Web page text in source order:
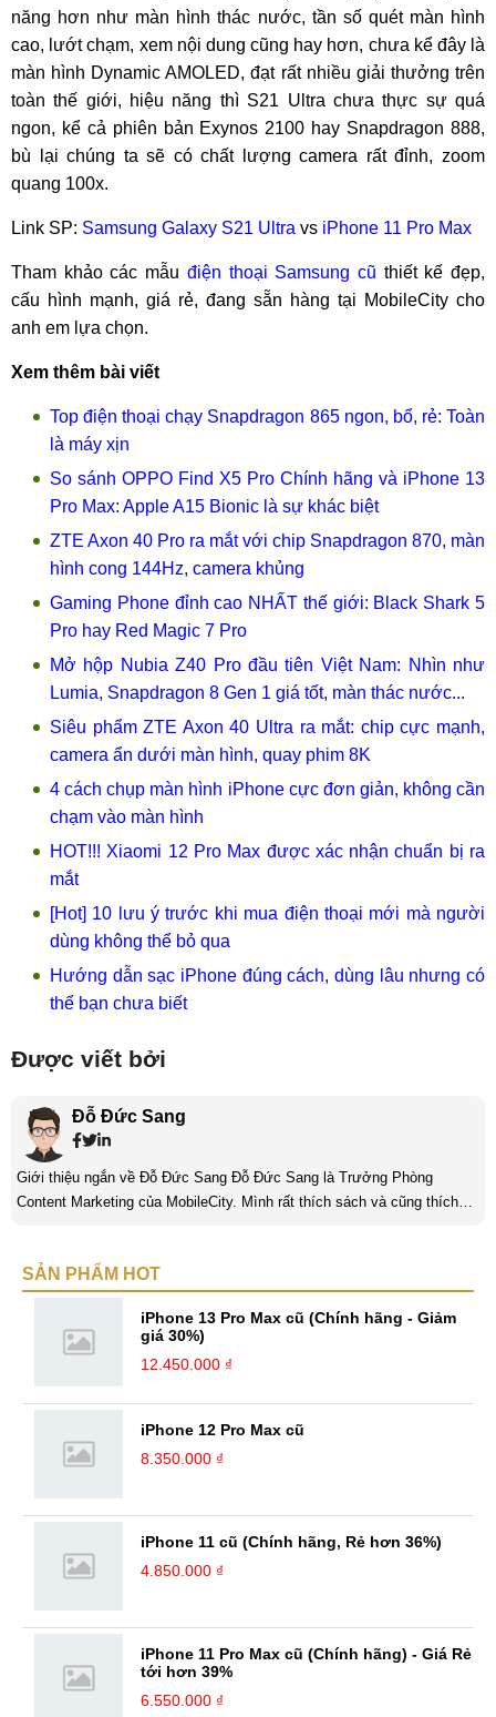
năng hơn như màn hình thác nước, tần số quét màn hình
cao, lướt chạm, xem nội dung cũng hay hơn, chưa kể đây là
màn hình Dynamic AMOLED, đạt rất nhiều giải thưởng trên
toàn thế giới, hiệu năng thì S21 Ultra chưa thực sự quá
ngon, kể cả phiên bản Exynos 2100 hay Snapdragon 888,
bù lại chúng ta sẽ có chất lượng camera rất đỉnh, zoom
quang 100x.
Link SP: Samsung Galaxy S21 Ultra vs iPhone 11 Pro Max
Tham khảo các mẫu điện thoại Samsung cũ thiết kế đẹp,
cấu hình mạnh, giá rẻ, đang sẵn hàng tại MobileCity cho
anh em lựa chọn.
Xem thêm bài viết
Top điện thoại chạy Snapdragon 865 ngon, bổ, rẻ: Toàn
là máy xịn
So sánh OPPO Find X5 Pro Chính hãng và iPhone 13
Pro Max: Apple A15 Bionic là sự khác biệt
ZTE Axon 40 Pro ra mắt với chip Snapdragon 870, màn
hình cong 144Hz, camera khủng
Gaming Phone đỉnh cao NHẤT thế giới: Black Shark 5
Pro hay Red Magic 7 Pro
Mở hộp Nubia Z40 Pro đầu tiên Việt Nam: Nhìn như
Lumia, Snapdragon 8 Gen 1 giá tốt, màn thác nước...
Siêu phẩm ZTE Axon 40 Ultra ra mắt: chip cực mạnh,
camera ẩn dưới màn hình, quay phim 8K
4 cách chụp màn hình iPhone cực đơn giản, không cần
chạm vào màn hình
HOT!!! Xiaomi 12 Pro Max được xác nhận chuẩn bị ra
mắt
[Hot] 10 lưu ý trước khi mua điện thoại mới mà người
dùng không thể bỏ qua
Hướng dẫn sạc iPhone đúng cách, dùng lâu nhưng có
thể bạn chưa biết
Được viết bởi
Đỗ Đức Sang
Giới thiệu ngắn về Đỗ Đức Sang Đỗ Đức Sang là Trưởng Phòng
Content Marketing của MobileCity. Mình rất thích sách và cũng thích
bản thân Đỗ Đức Sang, viết chính là gửi gắm lại những cảm xúc, cảm
SẢN PHẨM HOT
iPhone 13 Pro Max cũ (Chính hãng - Giảm
giá 30%)
12.450.000 ₫
iPhone 12 Pro Max cũ
8.350.000 ₫
iPhone 11 cũ (Chính hãng, Rẻ hơn 36%)
4.850.000 ₫
iPhone 11 Pro Max cũ (Chính hãng) - Giá Rẻ
tới hơn 39%
6.550.000 ₫